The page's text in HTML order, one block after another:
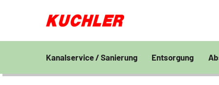
Kanalservice / Sanierung
Kanalsanierung Großprofilsanierung
Entsorgung
Entsorgung und